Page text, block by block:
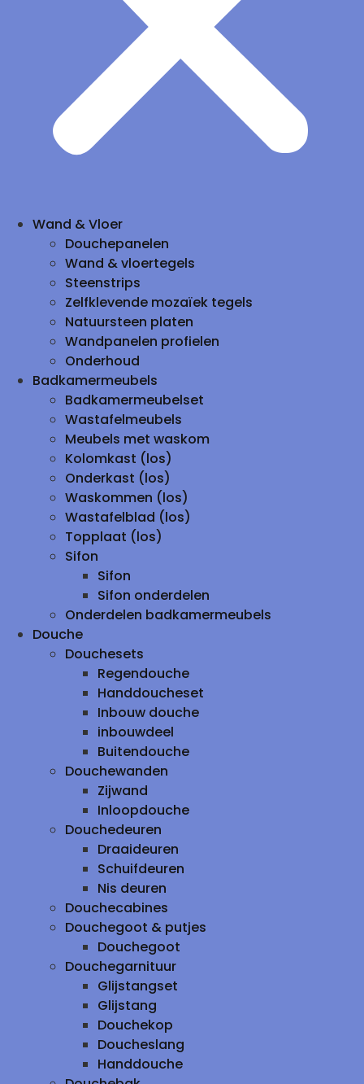
Wand & Vloer
Douchepanelen
Wand & vloertegels
Steenstrips
Zelfklevende mozaïek tegels
Natuursteen platen
Wandpanelen profielen
Onderhoud
Badkamermeubels
Badkamermeubelset
Wastafelmeubels
Meubels met waskom
Kolomkast (los)
Onderkast (los)
Waskommen (los)
Wastafelblad (los)
Topplaat (los)
Sifon
Sifon
Sifon onderdelen
Onderdelen badkamermeubels
Douche
Douchesets
Regendouche
Handdoucheset
Inbouw douche
inbouwdeel
Buitendouche
Douchewanden
Zijwand
Inloopdouche
Douchedeuren
Draaideuren
Schuifdeuren
Nis deuren
Douchecabines
Douchegoot & putjes
Douchegoot
Douchegarnituur
Glijstangset
Glijstang
Douchekop
Doucheslang
Handdouche